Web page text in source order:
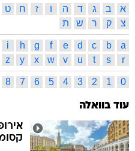
א ב ג ד ה ו ז ח ט
צ
ק ר ש ת
a
b
c
d
e
f
g
h
i
r
s
t
u
v
w
x
y
z
0
1
2
3
4
5
6
7
8
עוד בוואלה